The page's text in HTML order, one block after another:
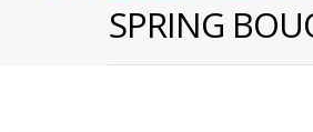
SPRING